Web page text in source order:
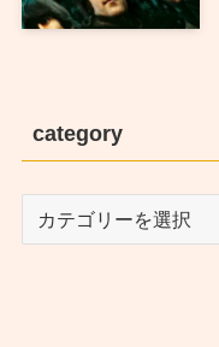
category
category